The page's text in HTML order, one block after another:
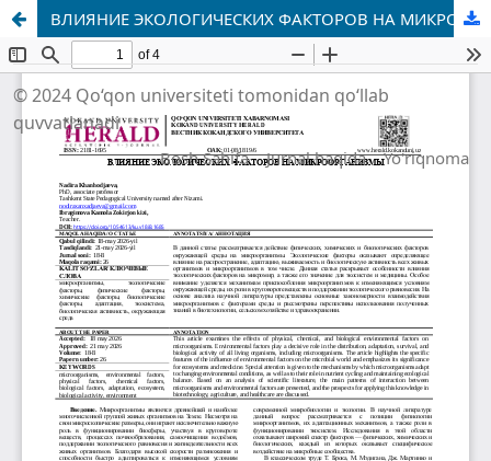
ВЛИЯНИЕ ЭКОЛОГИЧЕСКИХ ФАКТОРОВ НА МИКРООРГАНИЗМЫ
© 2024 Qo‘qon universiteti tomonidan qo‘llab
quvvatlanadi
Bosh Sahifa Jurnal haqida Yo'riqnoma